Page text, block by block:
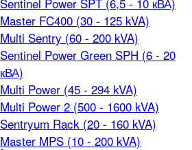
Master FC400 (30 - 125 kVA)
Multi Sentry (60 - 200 kVA)
Sentinel Power Green SPH (6 - 20
кВА)
Multi Power (45 - 294 kVA)
Multi Power 2 (500 - 1600 kVA)
Sentryum Rack (20 - 160 kVA)
Master MPS (10 - 200 kVA)